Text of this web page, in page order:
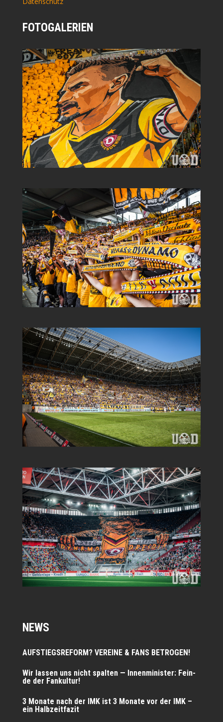
FOTOGALERIEN
NEWS
AUFSTIEGSREFORM? VEREINE & FANS BETROGEN!
Wir las­sen uns nicht spal­ten — Innen­mi­nis­ter: Fein­
de der Fankultur!
3 Mona­te nach der IMK ist 3 Mona­te vor der IMK –
ein Halbzeitfazit